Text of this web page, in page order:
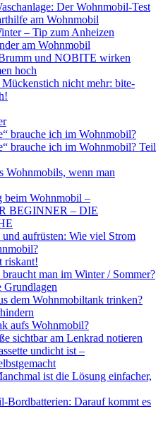
Der Wohnmobil-Test
am Wohnmobil
– Tip zum Anheizen
am Wohnmobil
und NOBITE wirken
hoch
nicht mehr: bite-
brauche ich im Wohnmobil?
brauche ich im Wohnmobil? Teil
Wohnmobils, wenn man
beim Wohnmobil –
BEGINNER – DIE
und aufrüsten: Wie viel Strom
riskant!
man im Winter / Sommer?
Grundlagen
dem Wohnmobiltank trinken?
aufs Wohnmobil?
sichtbar am Lenkrad notieren
undicht ist –
ist die Lösung einfacher,
Bordbatterien: Darauf kommt es